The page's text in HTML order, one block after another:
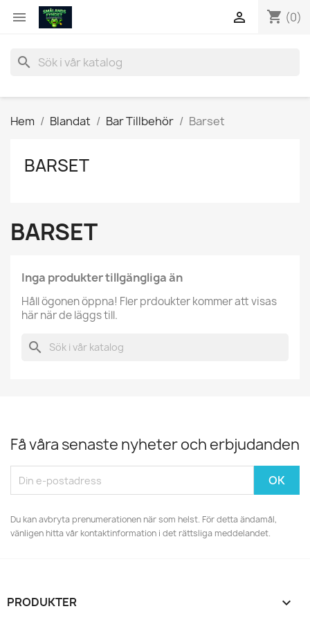
 shopping_cart (0)

search
Hem Blandat Bar Tillbehör Barset
BARSET
BARSET
Inga produkter tillgängliga än
Håll ögonen öppna! Fler prdoukter kommer att visas
här när de läggs till.
search
Få våra senaste nyheter och erbjudanden
Du kan avbryta prenumerationen när som helst. För detta ändamål,
vänligen hitta vår kontaktinformation i det rättsliga meddelandet.
PRODUKTER 